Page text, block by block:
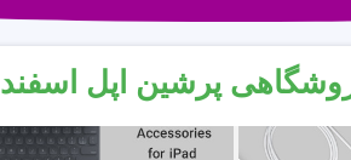
پرشین اپل اسفند ۱۳۹۹